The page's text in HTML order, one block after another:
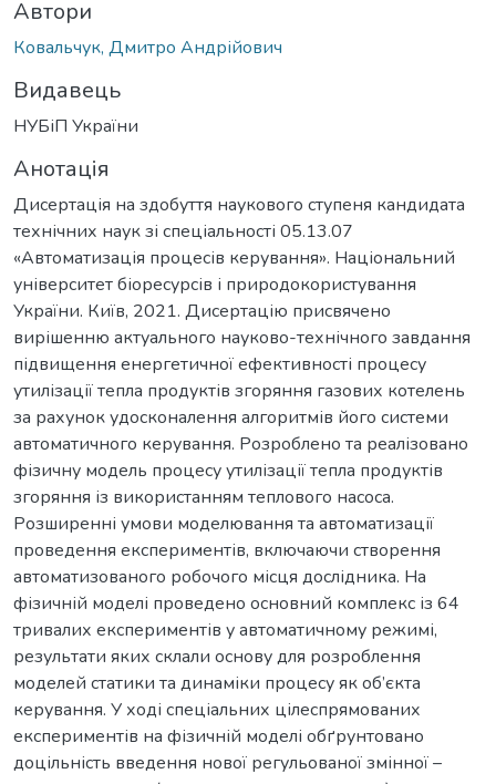
Автори
Ковальчук, Дмитро Андрійович
Видавець
НУБіП України
Анотація
Дисертація на здобуття наукового ступеня кандидата
технічних наук зі спеціальності 05.13.07
«Автоматизація процесів керування». Національний
університет біоресурсів і природокористування
України. Київ, 2021. Дисертацію присвячено
вирішенню актуального науково-технічного завдання
підвищення енергетичної ефективності процесу
утилізації тепла продуктів згоряння газових котелень
за рахунок удосконалення алгоритмів його системи
автоматичного керування. Розроблено та реалізовано
фізичну модель процесу утилізації тепла продуктів
згоряння із використанням теплового насоса.
Розширенні умови моделювання та автоматизації
проведення експериментів, включаючи створення
автоматизованого робочого місця дослідника. На
фізичній моделі проведено основний комплекс із 64
тривалих експериментів у автоматичному режимі,
результати яких склали основу для розроблення
моделей статики та динаміки процесу як об’єкта
керування. У ході спеціальних цілеспрямованих
експериментів на фізичній моделі обґрунтовано
доцільність введення нової регульованої змінної –